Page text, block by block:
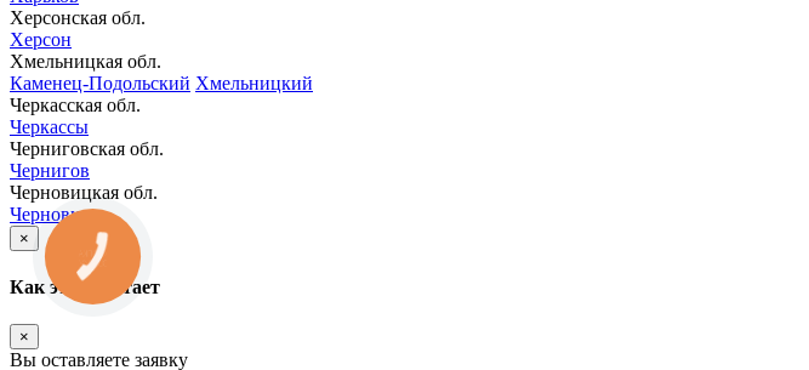
Херсонская обл.
Херсон
Хмельницкая обл.
Каменец-Подольский Хмельницкий
Черкасская обл.
Черкассы
Черниговская обл.
Чернигов
Черновицкая обл.
Черновцы
×
Как это работает
×
Вы оставляете заявку
КНОПКА
ЗВ'ЯЗКУ